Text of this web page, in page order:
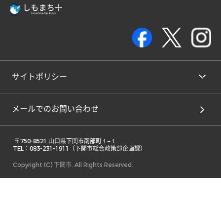
サイトポリシー
メールでのお問い合わせ
TEL：083-231-1911（下関市総合政策部企画課）
Copyright (C) 下関市. All Rights Reserved.